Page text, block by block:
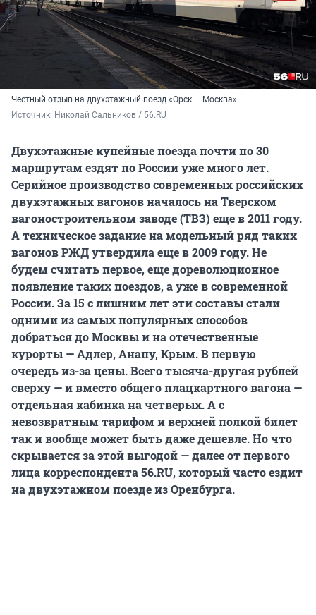
Честный отзыв на двухэтажный поезд «Орск — Москва»
Источник: Николай Сальников / 56.RU
Двухэтажные купейные поезда почти по 30
маршрутам ездят по России уже много лет.
Серийное производство современных российских
двухэтажных вагонов началось на Тверском
вагоностроительном заводе (ТВЗ) еще в 2011 году.
А техническое задание на модельный ряд таких
вагонов РЖД утвердила еще в 2009 году. Не
будем считать первое, еще дореволюционное
появление таких поездов, а уже в современной
России. За 15 с лишним лет эти составы стали
одними из самых популярных способов
добраться до Москвы и на отечественные
курорты — Адлер, Анапу, Крым. В первую
очередь из-за цены. Всего тысяча-другая рублей
сверху — и вместо общего плацкартного вагона —
отдельная кабинка на четверых. А с
невозвратным тарифом и верхней полкой билет
так и вообще может быть даже дешевле. Но что
скрывается за этой выгодой — далее от первого
лица корреспондента 56.RU, который часто ездит
на двухэтажном поезде из Оренбурга.